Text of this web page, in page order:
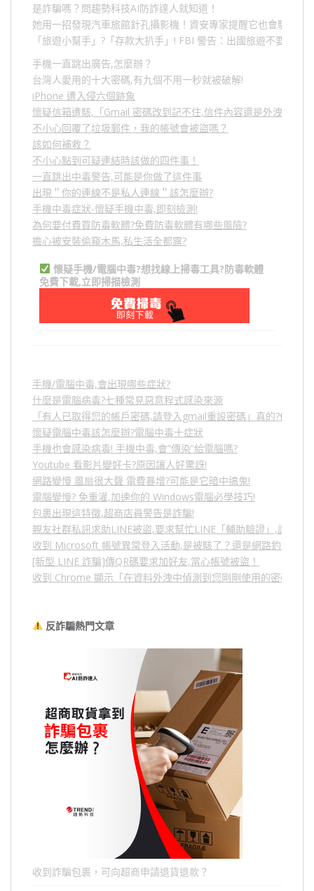
是詐騙嗎？問趨勢科技AI防詐達人就知道！
她用一招發現汽車旅館針孔攝影機！資安專家提醒它也會駭人成
「旅遊小幫手」 ? 「存款大扒手」 ! FBI 警告：出國旅遊不要做的
手機一直跳出廣告,怎麼辦？
台灣人愛用的十大密碼,有九個不用一秒就被破解!
iPhone 遭入侵六個跡象
懷疑信箱遭駭,「Gmail 密碼改到記不住,信件內容還是外洩？」,
不小心回覆了垃圾郵件，我的帳號會被盜嗎？
該如何補救？
不小心點到可疑連結時該做的四件事！
一直跳出中毒警告,可能是你做了這件事
出現＂你的連線不是私人連線＂該怎麼辦?
手機中毒症狀-懷疑手機中毒,即刻檢測!
為何要付費買防毒軟體?免費防毒軟體有哪些風險?
擔心被安裝偷窺木馬,私生活全都露?
懷疑手機/電腦中毒?想找線上掃毒工具?防毒軟體
免費下載,立即掃描檢測
手機/電腦中毒,會出現哪些症狀?
什麼是電腦病毒?七種常見惡意程式感染來源
「有人已取得您的帳戶密碼,請登入gmail重設密碼」真的?假的?5
懷疑電腦中毒該怎麼辦?電腦中毒十症狀
手機也會感染病毒! 手機中毒,會”傳染”給電腦嗎?
Youtube 看影片變好卡?原因讓人好驚訝!
網路變慢 風扇很大聲 電費暴增?可能是它暗中搞鬼!
電腦變慢? 免重灌,加速你的 Windows電腦必學技巧!
包裹出現這特徵,超商店員警告是詐騙!
親友社群私訊求助LINE被盜,要求幫忙LINE「輔助驗證」,詐騙
收到 Microsoft 帳號異常登入活動,是被駭了？還是網路釣魚？
[新型 LINE 詐騙]傳QR碼要求加好友,當心帳號被盜！
收到 Chrome 顯示「在資料外洩中偵測到您剛剛使用的密碼」
反詐騙熱門文章
收到詐騙包裹，可向超商申請退貨退款？